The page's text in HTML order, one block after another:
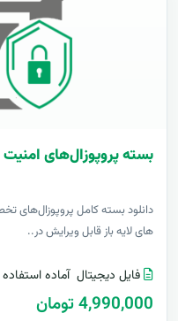
بسته پروپوزال‌های
دانلود بسته کامل پروپوزال‌های
های لایه باز قابل ویرایش در..
فایل دیجیتال آماده استفاده
4,990,000 تومان